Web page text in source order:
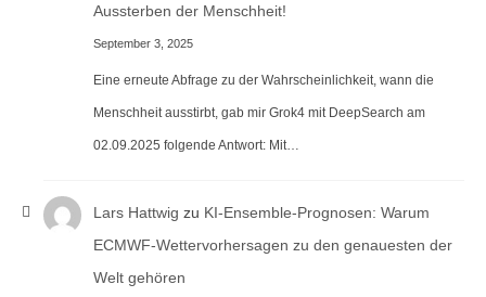
Aussterben der Menschheit!
September 3, 2025
Eine erneute Abfrage zu der Wahrscheinlichkeit, wann die
Menschheit ausstirbt, gab mir Grok4 mit DeepSearch am
02.09.2025 folgende Antwort: Mit…
Lars Hattwig zu KI-Ensemble-Prognosen: Warum
ECMWF-Wettervorhersagen zu den genauesten der
Welt gehören